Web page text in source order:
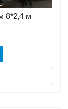
8*2,4 м